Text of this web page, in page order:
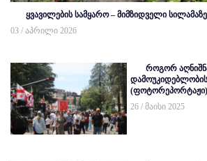
ყვავილების სამყარო – მიმზიდველი
03 / აპრილი 2026
როგორ
(ფოტორეპორტაჟი)
26 / მაისი 2025